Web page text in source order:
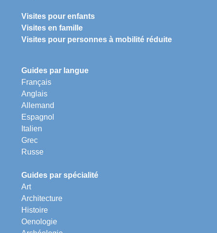
Visites pour enfants
Visites en famille
Visites pour personnes à mobilité réduite
Guides par langue
Français
Anglais
Allemand
Espagnol
Italien
Grec
Russe
Guides par spécialité
Art
Architecture
Histoire
Oenologie